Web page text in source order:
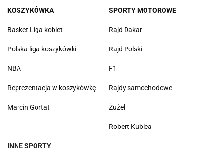
KOSZYKÓWKA
Basket Liga kobiet
Polska liga koszykówki
NBA
Reprezentacja w koszykówkę
Marcin Gortat
SPORTY MOTOROWE
Rajd Dakar
Rajd Polski
F1
Rajdy samochodowe
Żużel
Robert Kubica
INNE SPORTY